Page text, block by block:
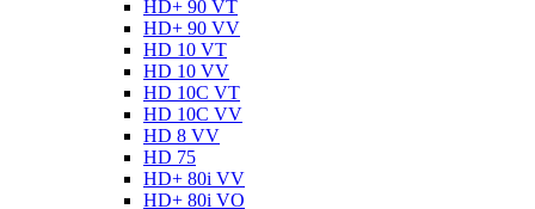
HD+ 90 VT
HD+ 90 VV
HD 10 VT
HD 10 VV
HD 10C VT
HD 10C VV
HD 8 VV
HD 75
HD+ 80i VV
HD+ 80i VO